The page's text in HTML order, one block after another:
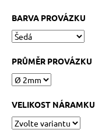
BARVA PROVÁZKU
PRŮMĚR PROVÁZKU
VELIKOST NÁRAMKU
j
e
m
e
HEMATITOVÉ
SRDÍČKO
–
PORVÁZKOVÝ
NÁRAMEK